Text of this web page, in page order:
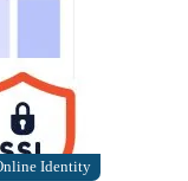
Identity